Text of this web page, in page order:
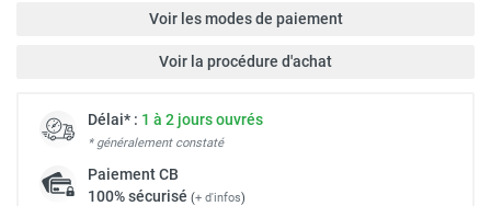
Voir les modes de paiement
Voir la procédure d'achat
Délai* : 1 à 2 jours ouvrés
* généralement constaté
PaiementCB
100% sécurisé (+ d'infos)